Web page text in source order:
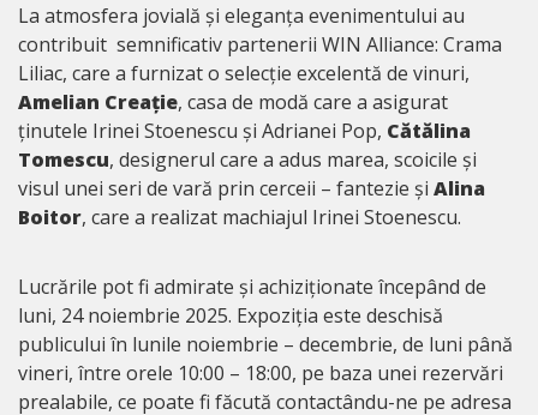
La atmosfera jovială și eleganța evenimentului au
contribuit semnificativ partenerii WIN Alliance: Crama
Liliac, care a furnizat o selecție excelentă de vinuri,
Amelian Creație, casa de modă care a asigurat
ținutele Irinei Stoenescu și Adrianei Pop, Cătălina
Tomescu, designerul care a adus marea, scoicile și
visul unei seri de vară prin cerceii – fantezie și Alina
Boitor, care a realizat machiajul Irinei Stoenescu.
Lucrările pot fi admirate și achiziționate începând de
luni, 24 noiembrie 2025. Expoziția este deschisă
publicului în lunile noiembrie – decembrie, de luni până
vineri, între orele 10:00 – 18:00, pe baza unei rezervări
prealabile, ce poate fi făcută contactându-ne pe adresa